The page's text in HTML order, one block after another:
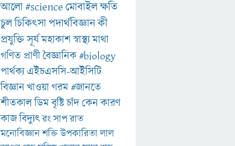
আলো#scienceমোবাইলক্ষতি
চুলচিকিৎসাপদার্থবিজ্ঞানকী
প্রযুক্তিসূর্যমহাকাশস্বাস্থ্যমাথা
গণিত প্রাণীবৈজ্ঞানিক#biology
পার্থক্য এইচএসসি-আইসিটি
বিজ্ঞানখাওয়াগরম#জানতে
শীতকালডিমবৃষ্টিচাঁদকেনকারণ
কাজবিদ্যুৎরংসাপরাত
মনোবিজ্ঞানশক্তিউপকারিতালাল